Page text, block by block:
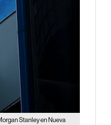
Stanley en Nueva